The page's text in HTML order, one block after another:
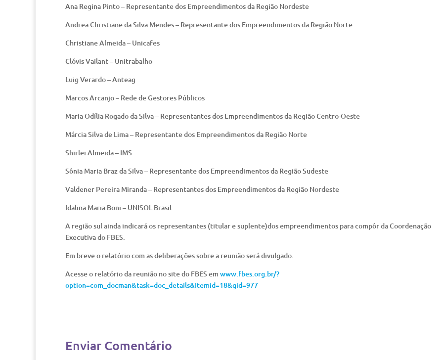
Ana Regina Pinto – Representante dos Empreendimentos da Região Nordeste
Andrea Christiane da Silva Mendes – Representante dos Empreendimentos da Região Norte
Christiane Almeida – Unicafes
Clóvis Vailant – Unitrabalho
Luig Verardo – Anteag
Marcos Arcanjo – Rede de Gestores Públicos
Maria Odília Rogado da Silva – Representantes dos Empreendimentos da Região Centro-Oeste
Márcia Silva de Lima – Representante dos Empreendimentos da Região Norte
Shirlei Almeida – IMS
Sônia Maria Braz da Silva – Representante dos Empreendimentos da Região Sudeste
Valdener Pereira Miranda – Representantes dos Empreendimentos da Região Nordeste
Idalina Maria Boni – UNISOL Brasil
A região sul ainda indicará os representantes (titular e suplente)dos empreendimentos para compôr da Coordenação
Executiva do FBES.
Em breve o relatório com as deliberações sobre a reunião será divulgado.
Acesse o relatório da reunião no site do FBES em www.fbes.org.br/?
option=com_docman&task=doc_details&Itemid=18&gid=977
Enviar Comentário